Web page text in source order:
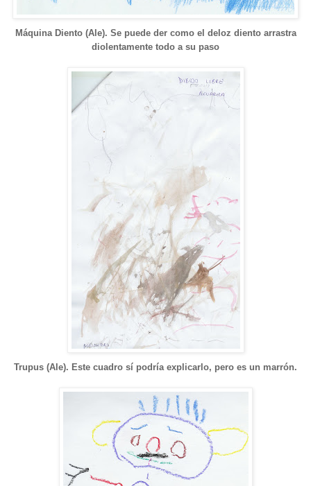
Máquina Diento (Ale). Se puede der como el deloz diento arrastra
diolentamente todo a su paso
Trupus (Ale). Este cuadro sí podría explicarlo, pero es un marrón.